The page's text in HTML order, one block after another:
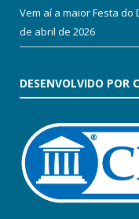
Vem aí a maior Festa do
de abril de 2026
DESENVOLVIDO POR